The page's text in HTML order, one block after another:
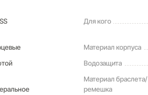
Для кого
Материал корпуса
Водозащита
Материал браслета/
ремешка